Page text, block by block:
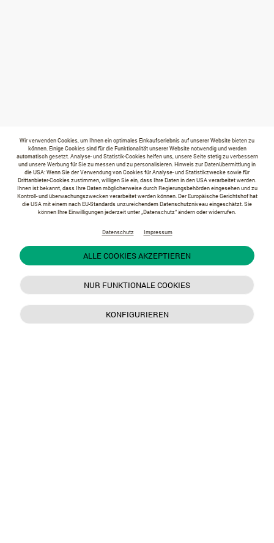
Wir verwenden Cookies, um Ihnen ein optimales Einkaufserlebnis auf unserer Website bieten zu
können. Einige Cookies sind für die Funktionalität unserer Website notwendig und werden
automatisch gesetzt. Analyse- und Statistik-Cookies helfen uns, unsere Seite stetig zu verbessern
und unsere Werbung für Sie zu messen und zu personalisieren. Hinweis zur Datenübermittlung in
die USA: Wenn Sie der Verwendung von Cookies für Analyse- und Statistikzwecke sowie für
Drittanbieter-Cookies zustimmen, willigen Sie ein, dass Ihre Daten in den USA verarbeitet werden.
Ihnen ist bekannt, dass Ihre Daten möglicherweise durch Regierungsbehörden eingesehen und zu
Kontroll- und überwachungszwecken verarbeitet werden können. Der Europäische Gerichtshof hat
die USA mit einem nach EU-Standards unzureichendem Datenschutzniveau eingeschätzt. Sie
können Ihre Einwilligungen jederzeit unter „Datenschutz“ ändern oder widerrufen.
Datenschutz Impressum
ALLE COOKIES AKZEPTIEREN
NUR FUNKTIONALE COOKIES
KONFIGURIEREN